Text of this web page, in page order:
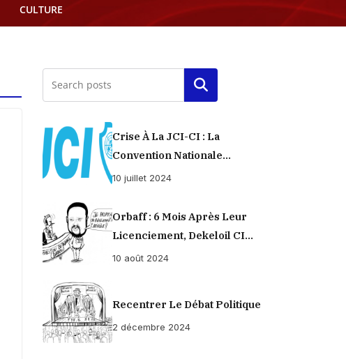
CULTURE
Rechercher
Crise À La JCI-CI : La
Convention Nationale
Provisoirement Suspendue
10 juillet 2024
Orbaff : 6 Mois Après Leur
Licenciement, Dekeloil CI
Propose À Ses Ex-Ouvriers Un
10 août 2024
Recentrer Le Débat Politique
2 décembre 2024